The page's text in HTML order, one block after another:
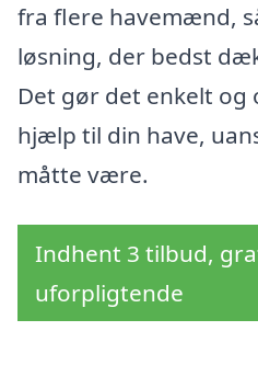
fra flere havemænd,
løsning, der bedst
Det gør det enkelt og
hjælp til din have,
måtte være.
Indhent 3 tilbud,
uforpligtende